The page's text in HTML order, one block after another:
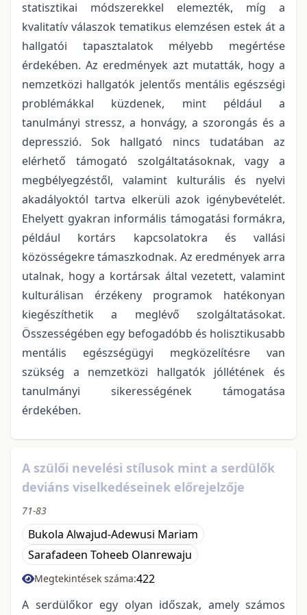
statisztikai módszerekkel elemezték, míg a
kvalitatív válaszok tematikus elemzésen estek át a
hallgatói tapasztalatok mélyebb megértése
érdekében. Az eredmények azt mutatták, hogy a
nemzetközi hallgatók jelentős mentális egészségi
problémákkal küzdenek, mint például a
tanulmányi stressz, a honvágy, a szorongás és a
depresszió. Sok hallgató nincs tudatában az
elérhető támogató szolgáltatásoknak, vagy a
megbélyegzéstől, valamint kulturális és nyelvi
akadályoktól tartva elkerüli azok igénybevételét.
Ehelyett gyakran informális támogatási formákra,
például kortárs kapcsolatokra és vallási
közösségekre támaszkodnak. Az eredmények arra
utalnak, hogy a kortársak által vezetett, valamint
kulturálisan érzékeny programok hatékonyan
kiegészíthetik a meglévő szolgáltatásokat.
Összességében egy befogadóbb és holisztikusabb
mentális egészségügyi megközelítésre van
szükség a nemzetközi hallgatók jóllétének és
tanulmányi sikerességének támogatása
érdekében.
A szülői nevelési stílusok mint a serdülők
deviáns viselkedéseinek előrejelzője
71-83
Bukola Alwajud-Adewusi Mariam
Sarafadeen Toheeb Olanrewaju
Megtekintések száma:422
A serdülőkor egy olyan időszak, amely számos